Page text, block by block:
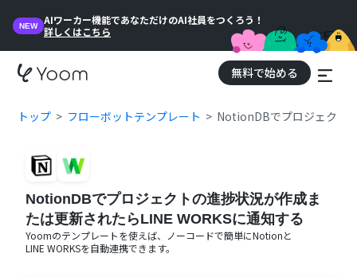
NEW
AIワーカー機能であなただけのAI社員をつくろう！
詳しくはこちら
無料で始める
トップ フローボットテンプレート NotionDBでプロジェクト
NotionDBでプロジェクトの進捗状況が作成ま
たは更新されたらLINE WORKSに通知する
Yoomのテンプレートを使えば、ノーコードで簡単にNotionと
LINE WORKSを自動連携できます。